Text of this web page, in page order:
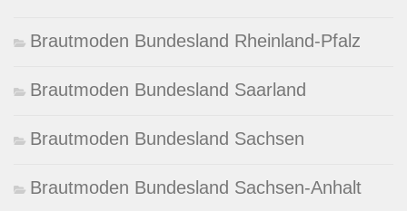
Brautmoden Bundesland Rheinland-Pfalz
Brautmoden Bundesland Saarland
Brautmoden Bundesland Sachsen
Brautmoden Bundesland Sachsen-Anhalt